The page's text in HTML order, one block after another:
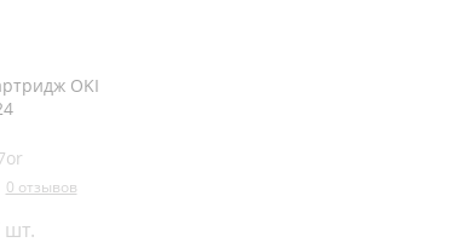
машины
OKI
0 отзывов